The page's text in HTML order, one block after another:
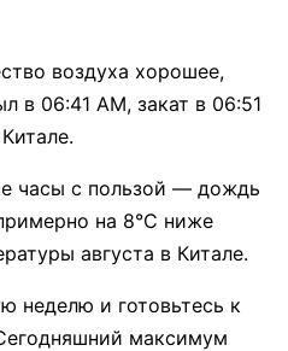
воздуха хорошее,
в 06:41 AM, закат в 06:51
часы с пользой — дождь
на 8°C ниже
августа в Китале.
неделю и готовьтесь к
максимум